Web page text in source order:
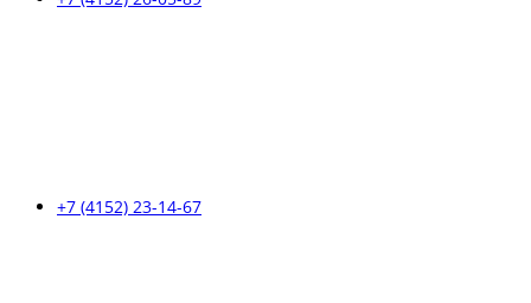
+7 (4152) 23-14-67